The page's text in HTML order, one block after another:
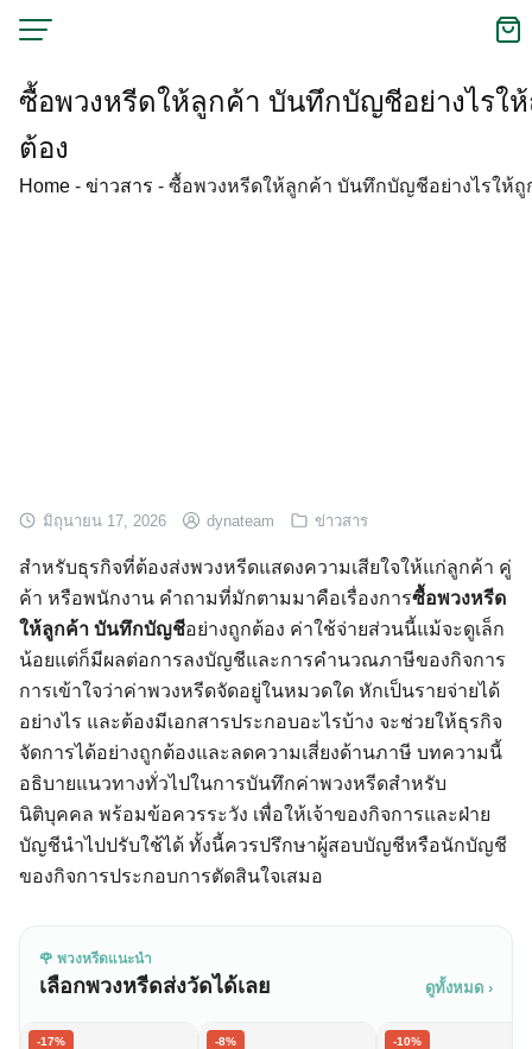
ซื้อพวงหรีดให้ลูกค้า บันทึกบัญชีอย่างไรใ
ต้อง
Home - ข่าวสาร - ซื้อพวงหรีดให้ลูกค้า บันทึกบัญชีอย่างไรให้ถู
มิถุนายน 17, 2026 dynateam ข่าวสาร
สำหรับธุรกิจที่ต้องส่งพวงหรีดแสดงความเสียใจให้แก่ลูกค้า คู่
ค้า หรือพนักงาน คำถามที่มักตามมาคือเรื่องการซื้อพวงหรีด
ให้ลูกค้า บันทึกบัญชีอย่างถูกต้อง ค่าใช้จ่ายส่วนนี้แม้จะดูเล็ก
น้อยแต่ก็มีผลต่อการลงบัญชีและการคำนวณภาษีของกิจการ
การเข้าใจว่าค่าพวงหรีดจัดอยู่ในหมวดใด หักเป็นรายจ่ายได้
อย่างไร และต้องมีเอกสารประกอบอะไรบ้าง จะช่วยให้ธุรกิจ
จัดการได้อย่างถูกต้องและลดความเสี่ยงด้านภาษี บทความนี้
อธิบายแนวทางทั่วไปในการบันทึกค่าพวงหรีดสำหรับ
นิติบุคคล พร้อมข้อควรระวัง เพื่อให้เจ้าของกิจการและฝ่าย
บัญชีนำไปปรับใช้ได้ ทั้งนี้ควรปรึกษาผู้สอบบัญชีหรือนักบัญชี
ของกิจการประกอบการตัดสินใจเสมอ
🌹 พวงหรีดแนะนำ
เลือกพวงหรีดส่งวัดได้เลย ดูทั้งหมด ›
-17% -8% -10%